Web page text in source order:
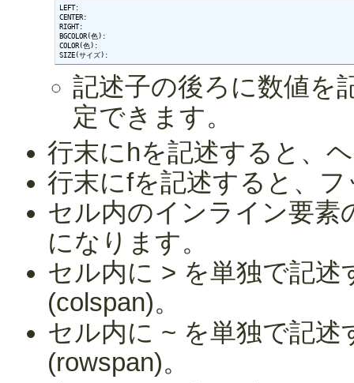
LEFT:
CENTER:
RIGHT:
BGCOLOR(色):
COLOR(色):
SIZE(サイズ):
記述子の後ろに数値を
定できます。
行末にhを記述すると、
行末にfを記述すると、
セル内のインライン要素
になります。
セル内に > を単独で記
(colspan)。
セル内に ~ を単独で記
(rowspan)。